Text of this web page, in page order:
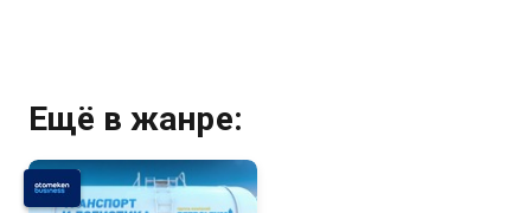
Ещё в жанре: